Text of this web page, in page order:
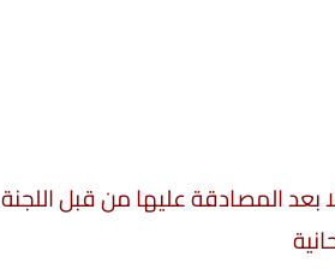
بعد المصادقة عليها من قبل اللجنة